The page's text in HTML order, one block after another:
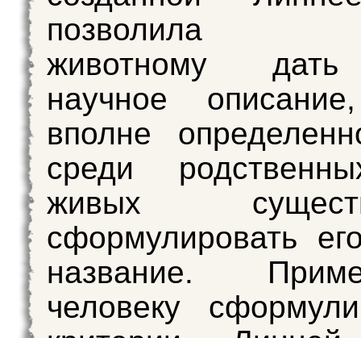
позволила
животному
научное
вполне
среди
живых
сформулировать
название.
человеку